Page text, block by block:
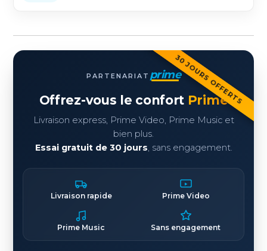
30 JOURS OFFERTS
PARTENARIAT prime
Offrez-vous le confort Prime
Livraison express, Prime Video, Prime Music et
bien plus.
Essai gratuit de 30 jours, sans engagement.
Livraison rapide Prime Video
Prime Music Sans engagement